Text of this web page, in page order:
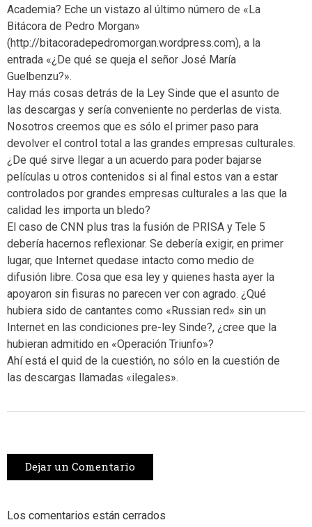
Academia? Eche un vistazo al último número de «La
Bitácora de Pedro Morgan»
(http://bitacoradepedromorgan.wordpress.com), a la
entrada «¿De qué se queja el señor José María
Guelbenzu?».
Hay más cosas detrás de la Ley Sinde que el asunto de
las descargas y sería conveniente no perderlas de vista.
Nosotros creemos que es sólo el primer paso para
devolver el control total a las grandes empresas culturales.
¿De qué sirve llegar a un acuerdo para poder bajarse
películas u otros contenidos si al final estos van a estar
controlados por grandes empresas culturales a las que la
calidad les importa un bledo?
El caso de CNN plus tras la fusión de PRISA y Tele 5
debería hacernos reflexionar. Se debería exigir, en primer
lugar, que Internet quedase intacto como medio de
difusión libre. Cosa que esa ley y quienes hasta ayer la
apoyaron sin fisuras no parecen ver con agrado. ¿Qué
hubiera sido de cantantes como «Russian red» sin un
Internet en las condiciones pre-ley Sinde?, ¿cree que la
hubieran admitido en «Operación Triunfo»?
Ahí está el quid de la cuestión, no sólo en la cuestión de
las descargas llamadas «ilegales».
Dejar un Comentario
Los comentarios están cerrados